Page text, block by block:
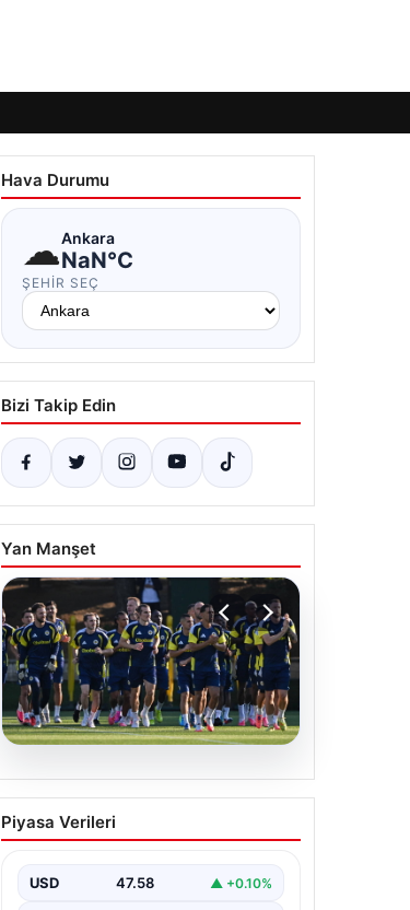
Hava Durumu
☁Ankara
NaN°C
ŞEHIR SEÇ
Bizi Takip Edin
Yan Manşet
05.08.2026
Fenerbahçe’nin Avrupa
kadrosunda Sturm Graz
Piyasa Verileri
USD 47.58 ▲ +0.10%